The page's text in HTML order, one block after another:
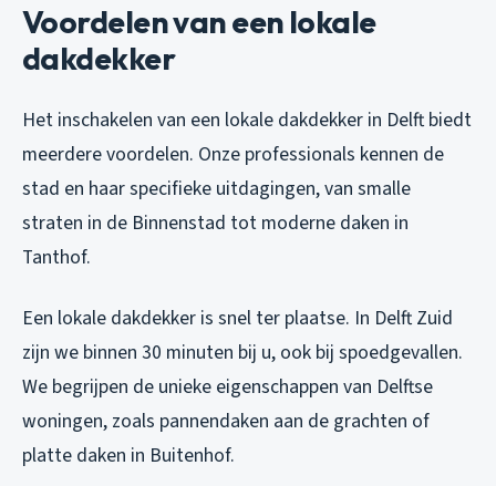
Voordelen van een lokale
dakdekker
Het inschakelen van een lokale dakdekker in Delft biedt
meerdere voordelen. Onze professionals kennen de
stad en haar specifieke uitdagingen, van smalle
straten in de Binnenstad tot moderne daken in
Tanthof.
Een lokale dakdekker is snel ter plaatse. In Delft Zuid
zijn we binnen 30 minuten bij u, ook bij spoedgevallen.
We begrijpen de unieke eigenschappen van Delftse
woningen, zoals pannendaken aan de grachten of
platte daken in Buitenhof.